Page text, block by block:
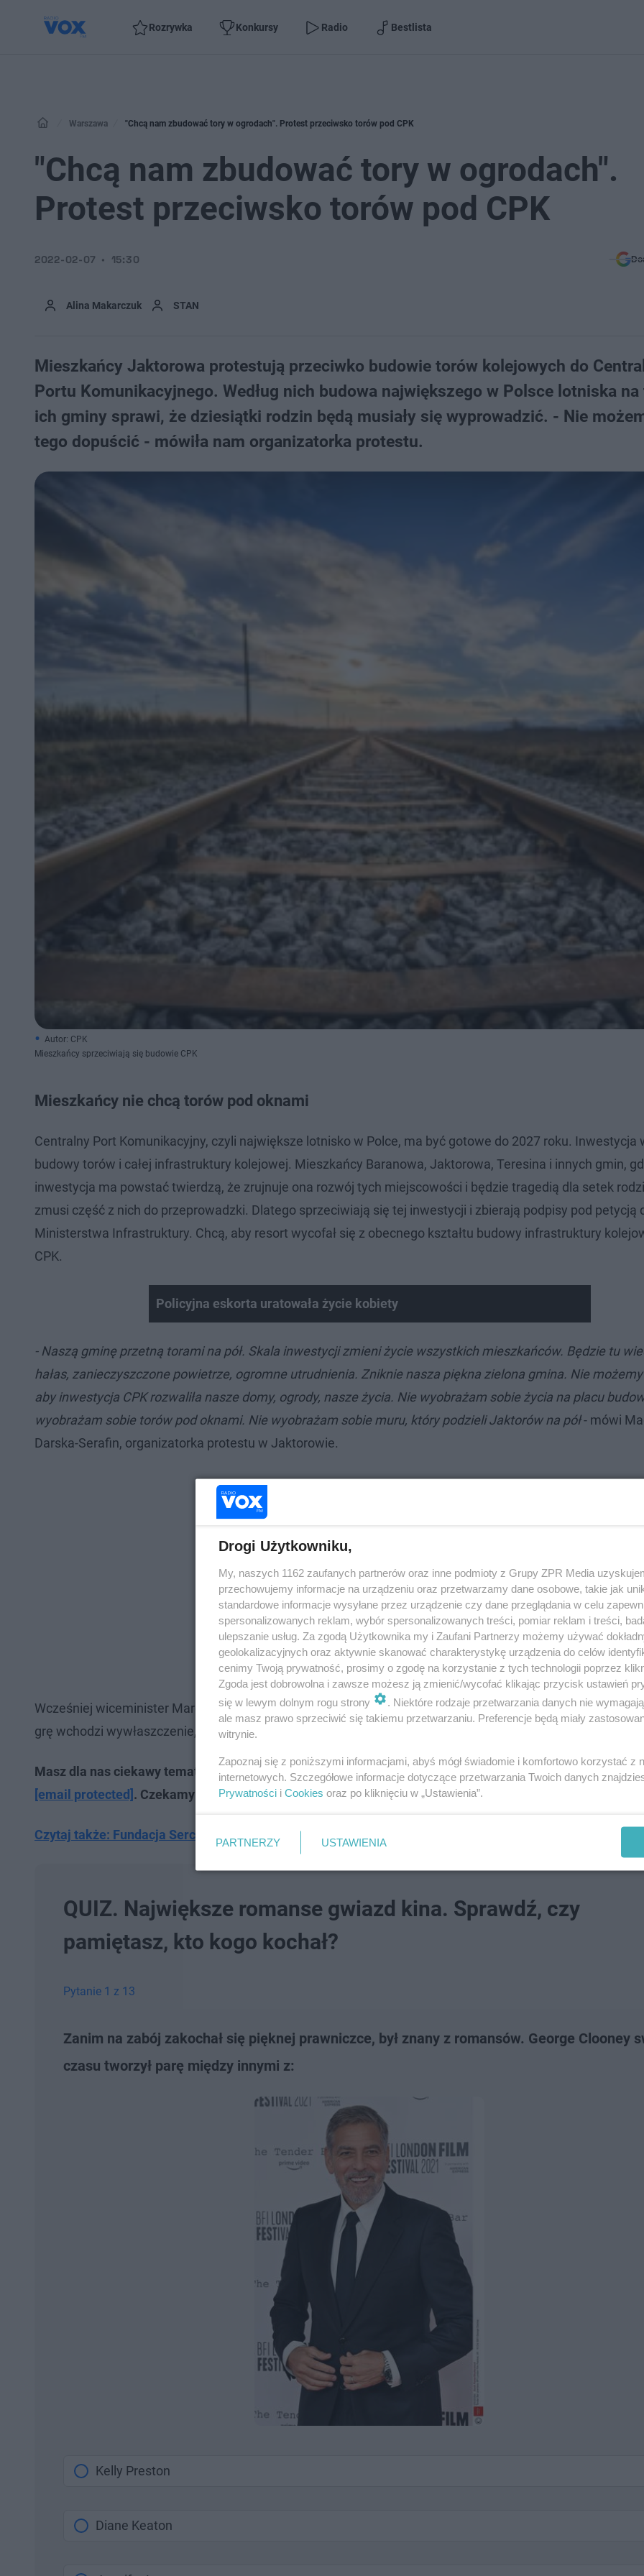
Rozrywka Konkursy Radio Bestlista
Warszawa "Chcą nam zbudować tory w ogrodach". Protest przeciwsko torów pod CPK
"Chcą nam zbudować tory w ogrodach".
Protest przeciwsko torów pod CPK
Alina Makarczuk STAN
2022-02-07 15:30
Mieszkańcy Jaktorowa protestują przeciwko budowie torów kolejowych do
Portu Komunikacyjnego. Według nich budowa największego w Polsce lotniska na
ich gminy sprawi, że dziesiątki rodzin będą musiały się wyprowadzić. - Nie
tego dopuścić - mówiła nam organizatorka protestu.
Autor: CPK
Mieszkańcy sprzeciwiają się budowie CPK
Mieszkańcy nie chcą torów pod oknami
Centralny Port Komunikacyjny, czyli największe lotnisko w Polce, ma być gotowe do 2027 roku. Inwestycja
budowy torów i całej infrastruktury kolejowej. Mieszkańcy Baranowa, Jaktorowa, Teresina i innych gmin,
inwestycja ma powstać twierdzą, że zrujnuje ona rozwój tych miejscowości i będzie tragedią dla setek
zmusi część z nich do przeprowadzki. Dlatego sprzeciwiają się tej inwestycji i zbierają podpisy pod petycją
Ministerstwa Infrastruktury. Chcą, aby resort wycofał się z obecnego kształtu budowy infrastruktury
CPK.
Policyjna eskorta uratowała życie kobiety
- Naszą gminę przetną torami na pół. Skala inwestycji zmieni życie wszystkich mieszkańców. Będzie tu
hałas, zanieczyszczone powietrze, ogromne utrudnienia. Zniknie nasza piękna zielona gmina. Nie
aby inwestycja CPK rozwaliła nasze domy, ogrody, nasze życia. Nie wyobrażam sobie życia na placu
wyobrażam sobie torów pod oknami. Nie wyobrażam sobie muru, który podzieli Jaktorów na pół- mówi
Darska-Serafin, organizatorka protestu w Jaktorowie.
Wcześniej wiceminister Marcin Horoła zapowiadał, że "jeśli grunty pod CPK nie zostaną sprzedane
grę wchodzi wywłaszczenie, a państwo zapłaci tym osobom odszkodowanie w wysokości ceny
Masz dla nas ciekawy temat lub jesteś świadkiem wyjątkowego zdarzenia? Napisz do nas na adres
[email protected] . Czekamy na zdjęcia, filmy i newsy z Waszej okolicy!
Czytaj także: Fundacja Serce Miasta walczy o wsparcie dla ukraińskich rodzin. "Chcą uciec przed wojną"
QUIZ. Największe romanse gwiazd kina. Sprawdź, czy
pamiętasz, kto kogo kochał?
Pytanie 1 z 13
Zanim na zabój zakochał się pięknej prawniczce, był znany z romansów. George Clooney
czasu tworzył parę między innymi z:
Kelly Preston
Diane Keaton
Drogi Użytkowniku,
My, naszych 1162 zaufanych partnerów oraz inne podmioty z Grupy ZPR Media
przechowujemy informacje na urządzeniu oraz przetwarzamy dane osobowe, takie jak
standardowe informacje wysyłane przez urządzenie czy dane przeglądania w celu
spersonalizowanych reklam, wybór spersonalizowanych treści, pomiar reklam i treści,
ulepszanie usług. Za zgodą Użytkownika my i Zaufani Partnerzy możemy używać
geolokalizacyjnych oraz aktywnie skanować charakterystykę urządzenia do celów
cenimy Twoją prywatność, prosimy o zgodę na korzystanie z tych technologii poprzez
Zgoda jest dobrowolna i zawsze możesz ją zmienić/wycofać klikając przycisk ustawień
się w lewym dolnym rogu strony
. Niektóre rodzaje przetwarzania danych nie
ale masz prawo sprzeciwić się takiemu przetwarzaniu. Preferencje będą miały
witrynie.
Zapoznaj się z poniższymi informacjami, abyś mógł świadomie i komfortowo korzystać z
internetowych. Szczegółowe informacje dotyczące przetwarzania Twoich danych
Prywatności i Cookies oraz po kliknięciu w „Ustawienia”.
PARTNERZY USTAWIENIA